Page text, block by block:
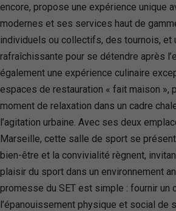
encore, propose une expérience unique
modernes et ses services haut de
individuels ou collectifs, des tournois, et
rafraîchissante pour se détendre après
également une expérience culinaire
espaces de restauration « fait maison »,
moment de relaxation dans un cadre
l’agitation urbaine. Avec ses deux
Marseille, cette salle de sport se
bien-être et la convivialité règnent,
plaisir du sport dans un environnement
promesse du SET est simple : fournir un
l’épanouissement physique et social de